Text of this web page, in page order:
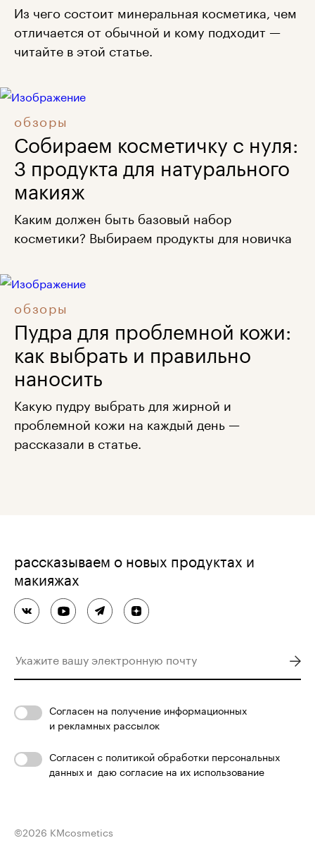
Из чего состоит минеральная косметика, чем
отличается от обычной и кому подходит —
читайте в этой статье.
обзоры
Собираем косметичку с нуля:
3 продукта для натурального
макияж
Каким должен быть базовый набор
косметики? Выбираем продукты для новичка
обзоры
Пудра для проблемной кожи:
как выбрать и правильно
наносить
Какую пудру выбрать для жирной и
проблемной кожи на каждый день —
рассказали в статье.
рассказываем о новых продуктах и
макияжах
Согласен на получение информационных
и рекламных рассылок
Согласен с политикой обработки персональных
данных и даю согласие на их использование
©2026 KMcosmetics